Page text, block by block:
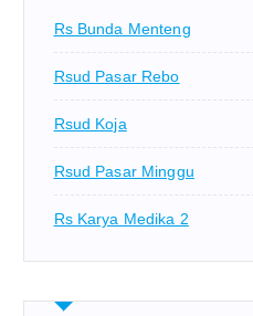
Rs Bunda Menteng
Rsud Pasar Rebo
Rsud Koja
Rsud Pasar Minggu
Rs Karya Medika 2